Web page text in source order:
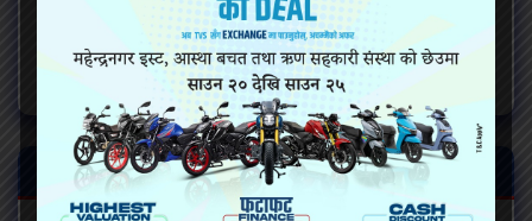
madhesh24nepal@gmail.com
sabailatimes01@gmail.com
हाम्रो टिम